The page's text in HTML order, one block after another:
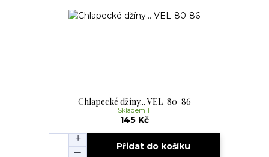
Chlapecké džíny... VEL-80-86
145 Kč
Skladem 1
Přidat do košíku